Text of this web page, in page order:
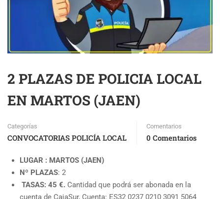
2 PLAZAS DE POLICIA LOCAL
EN MARTOS (JAEN)
Categorías
CONVOCATORIAS POLICÍA LOCAL
Comentarios
0 Comentarios
LUGAR : MARTOS (JAEN)
Nº PLAZAS: 2
TASAS: 45 €. Cantidad que podrá ser abonada en la
cuenta de CajaSur, Cuenta: ES32 0237 0210 3091 5064